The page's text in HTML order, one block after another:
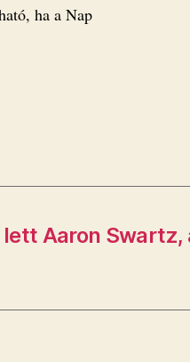
ha a Nap
Aaron Swartz,